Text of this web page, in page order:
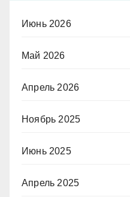
Июнь 2026
Май 2026
Апрель 2026
Ноябрь 2025
Июнь 2025
Апрель 2025